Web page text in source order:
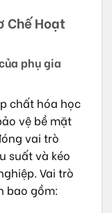
Chế Hoạt
phụ gia
chất hóa học
vệ bề mặt
vai trò
suất và kéo
Vai trò
bao gồm: